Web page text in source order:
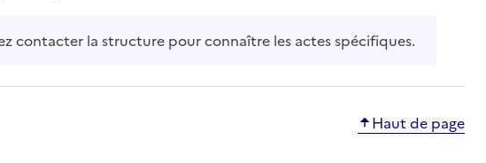
contacter la structure pour connaître les actes spécifiques.
Haut de page